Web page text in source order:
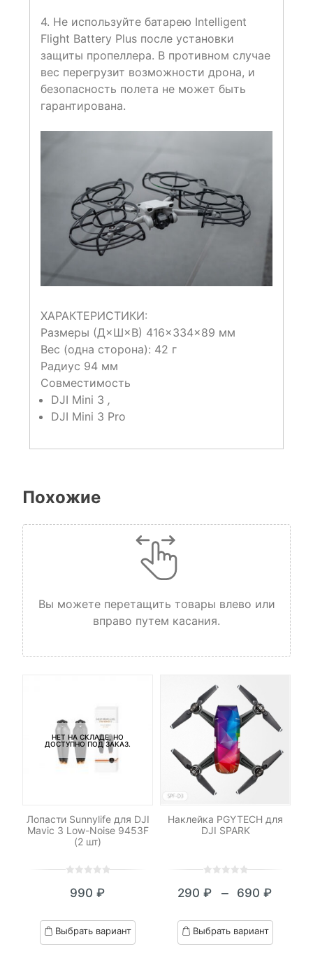
4. Не используйте батарею Intelligent
Flight Battery Plus после установки
защиты пропеллера. В противном случае
вес перегрузит возможности дрона, и
безопасность полета не может быть
гарантирована.
ХАРАКТЕРИСТИКИ:
Размеры (Д×Ш×В) 416×334×89 мм
Вес (одна сторона): 42 г
Радиус 94 мм
Совместимость
DJI Mini 3 ,
DJI Mini 3 Pro
Похожие
Вы можете перетащить товары влево или
вправо путем касания.
НЕТ НА СКЛАДЕ, НО
ДОСТУПНО ПОД ЗАКАЗ.
Лопасти Sunnylife для DJI
Mavic 3 Low-Noise 9453F
(2 шт)
out
based
on
990 ₽
Выбрать вариант
Наклейка PGYTECH для
DJI SPARK
out
based
on
290 ₽ – 690 ₽
Диапазон
цен:
290 ₽
Выбрать вариант